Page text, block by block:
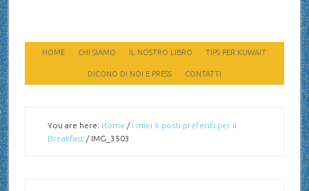
HOME CHI SIAMO IL NOSTRO LIBRO TIPS PER KUWAIT
DICONO DI NOI E PRESS CONTATTI
You are here: Home / I miei 6 posti preferiti per il
Breakfast /IMG_3503